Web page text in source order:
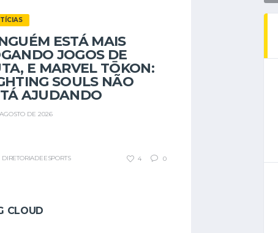
ESTÁ MAIS
JOGOS DE
E MARVEL TŌKON:
SOULS NÃO
AJUDANDO
DE 2026
DIRETORIADEESPORTS 4 0
CLOUD